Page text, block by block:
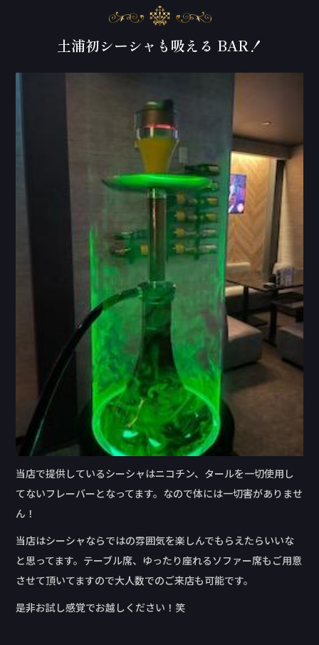
土浦初シーシャも吸える BAR！
当店で提供しているシーシャはニコチン、タールを一切使用し
てないフレーバーとなってます。なので体には一切害がありませ
ん！
当店はシーシャならではの雰囲気を楽しんでもらえたらいいな
と思ってます。テーブル席、ゆったり座れるソファー席もご用意
させて頂いてますので大人数でのご来店も可能です。
是非お試し感覚でお越しください！笑